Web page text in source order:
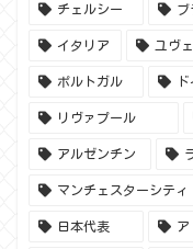
チェルシー ブ
イタリア ユヴ
ポルトガル
リヴァプール
アルゼンチン
マンチェスターシティ
日本代表 ア